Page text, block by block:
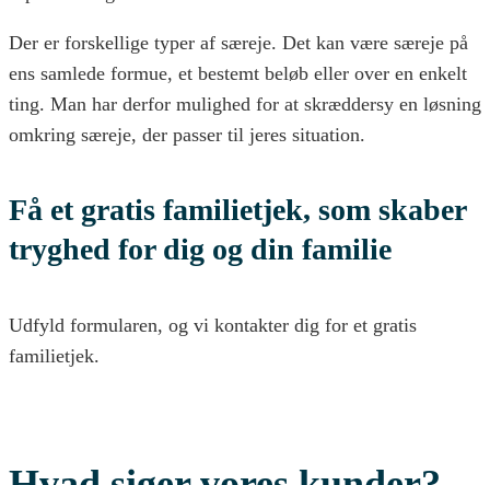
Der er forskellige typer af særeje. Det kan være særeje på
ens samlede formue, et bestemt beløb eller over en enkelt
ting. Man har derfor mulighed for at skræddersy en løsning
omkring særeje, der passer til jeres situation.
Få et gratis familietjek, som skaber
tryghed for dig og din familie
Udfyld formularen, og vi kontakter dig for et gratis
familietjek.